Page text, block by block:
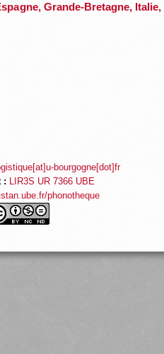
Grande-Bretagne,
bourgogne[dot]fr
:
LIR3S UR 7366 UBE
phonotheque